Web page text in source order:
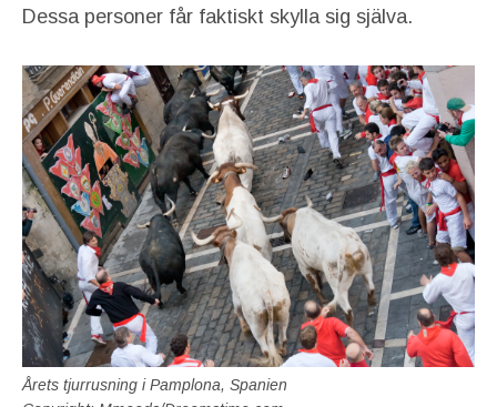
Dessa personer får faktiskt skylla sig själva.
Årets tjurrusning i Pamplona, Spanien